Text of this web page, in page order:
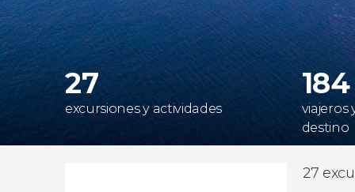
27
excursiones y actividades
184
viajeros
destino
27